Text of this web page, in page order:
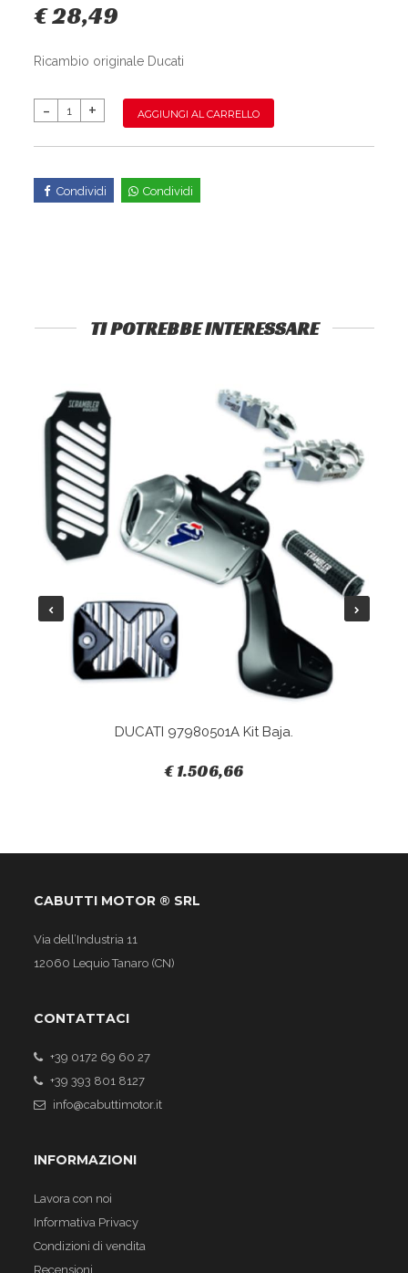
€ 28,49
Ricambio originale Ducati
AGGIUNGI AL CARRELLO
Condividi Condividi
TI POTREBBE INTERESSARE
DUCATI 97980501A Kit Baja.
€ 1.506,66
CABUTTI MOTOR ® SRL
Via dell’Industria 11
12060 Lequio Tanaro (CN)
CONTATTACI
+39 0172 69 60 27
+39 393 801 8127
info@cabuttimotor.it
INFORMAZIONI
Lavora con noi
Informativa Privacy
Condizioni di vendita
Recensioni